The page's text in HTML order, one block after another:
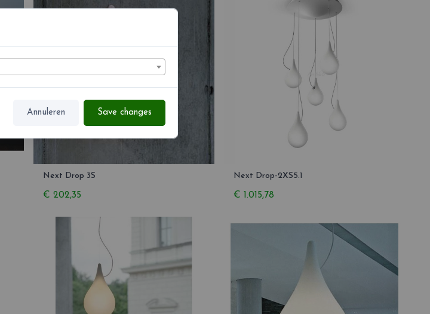
Annuleren Save changes
Next Drop 3S
€ 202,35
Next Drop-2XS5.1
€ 1.015,78